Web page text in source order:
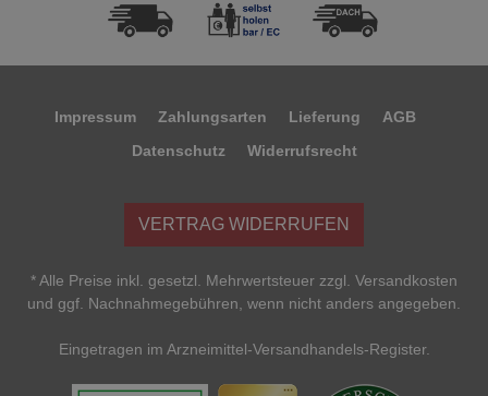
Impressum Zahlungsarten Lieferung
AGB
Datenschutz
Widerrufsrecht
VERTRAG WIDERRUFEN
* Alle Preise inkl. gesetzl. Mehrwertsteuer zzgl. Versandkosten
und ggf. Nachnahmegebühren, wenn nicht anders angegeben.
Eingetragen im Arzneimittel-Versandhandels-Register.